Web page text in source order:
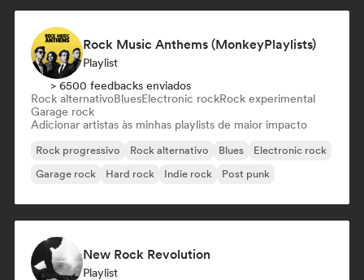
Rock Music Anthems (MonkeyPlaylists)
Playlist
> 6500 feedbacks enviados
Rock alternativoBluesElectronic rockRock experimental
Garage rock
Adicionar artistas às minhas playlists de maior impacto
Rock progressivo Rock alternativo Blues
Electronic rock
Garage rock
Hard rock Indie rock Post punk
New Rock Revolution
Playlist